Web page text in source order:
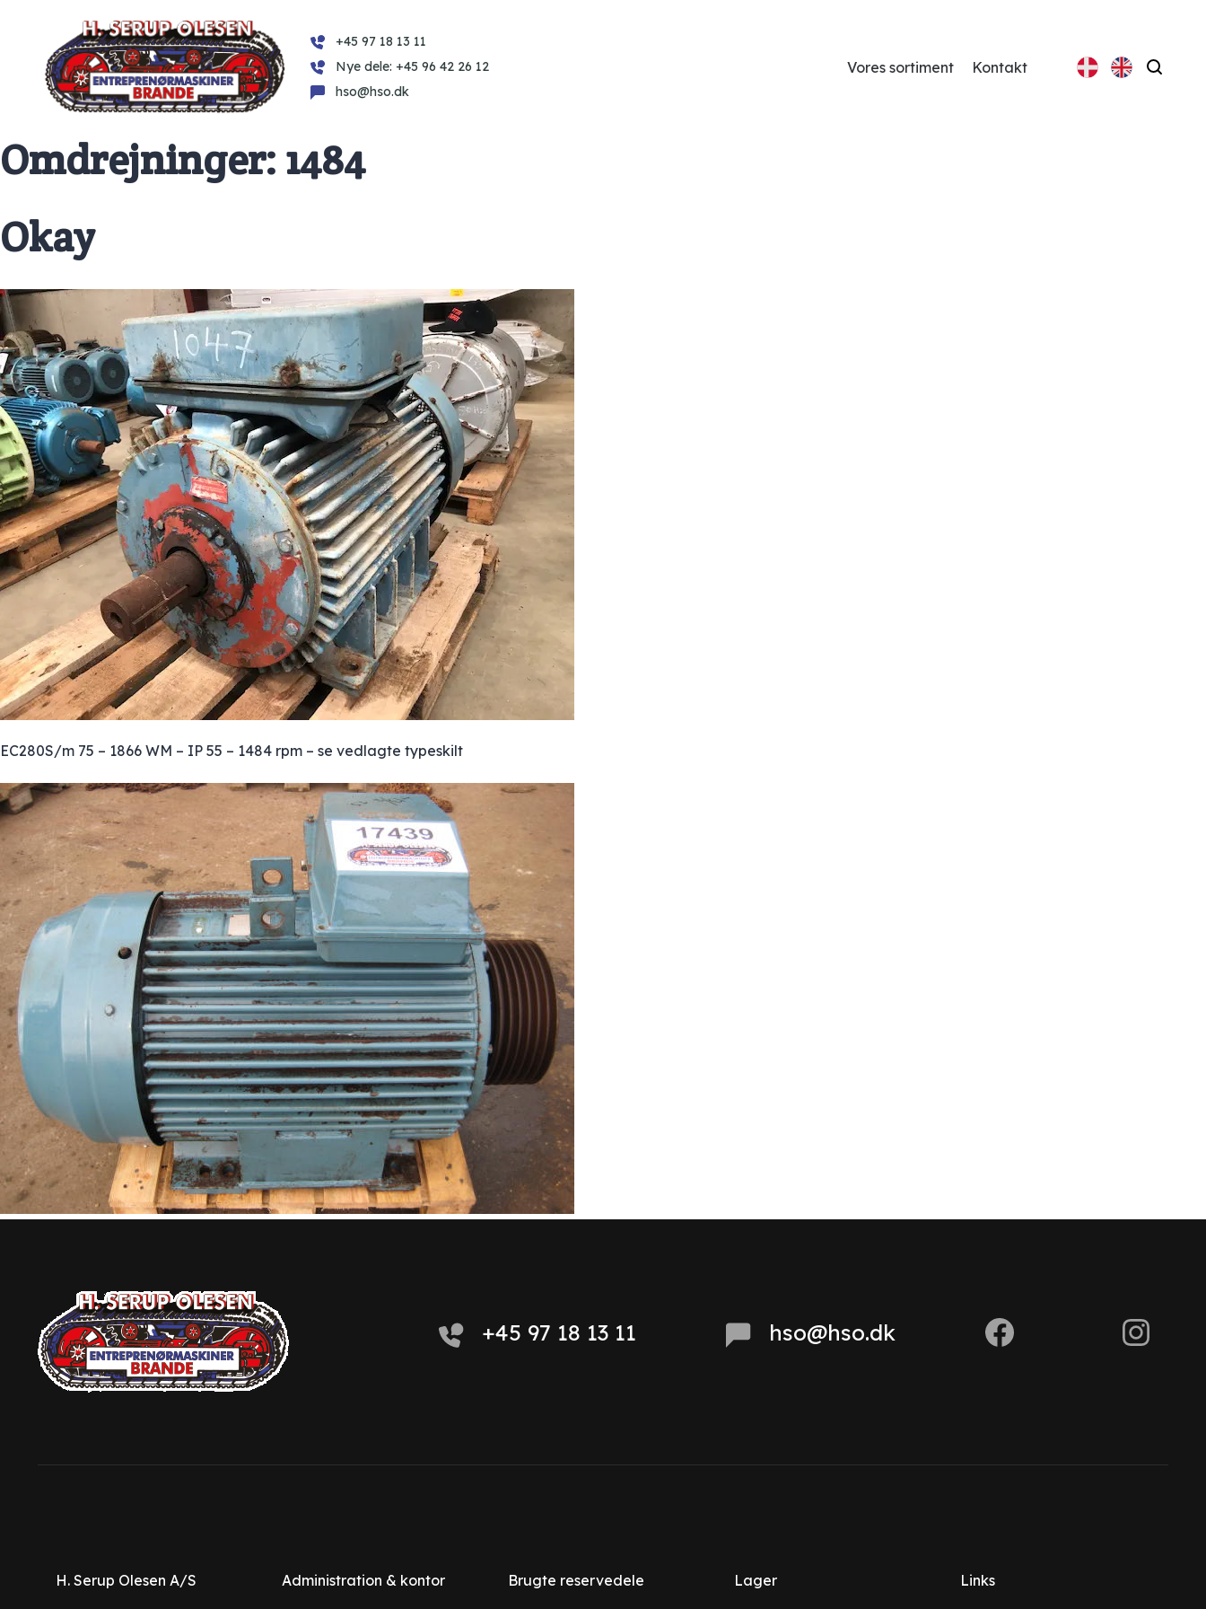
+45 97 18 13 11
Nye dele: +45 96 42 26 12
hso@hso.dk
Vores sortiment Kontakt Søg
Omdrejninger: 1484
Okay
EC280S/m 75 – 1866 WM – IP 55 – 1484 rpm – se vedlagte typeskilt
+45 97 18 13 11 hso@hso.dk
H. Serup Olesen A/S Administration & kontor Brugte reservedele Lager Links